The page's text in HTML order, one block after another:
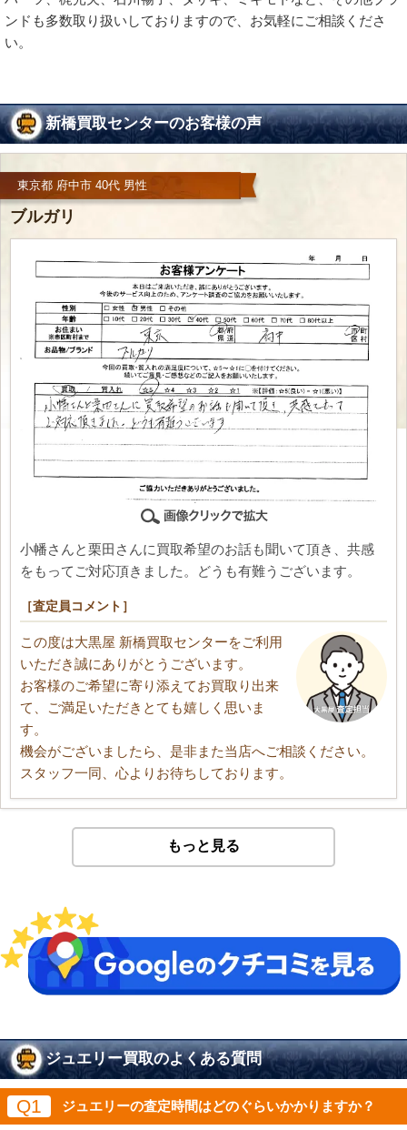
ンドも多数取り扱いしておりますので、お気軽にご相談くださ
い。
新橋買取センターのお客様の声
東京都 府中市 40代 男性
ブルガリ
小幡さんと栗田さんに買取希望のお話も聞いて頂き、共感
をもってご対応頂きました。どうも有難うございます。
［査定員コメント］
この度は大黒屋 新橋買取センターをご利用
いただき誠にありがとうございます。
お客様のご希望に寄り添えてお買取り出来
て、ご満足いただきとても嬉しく思いま
す。
機会がございましたら、是非また当店へご相談ください。
スタッフ一同、心よりお待ちしております。
もっと見る
ジュエリー買取のよくある質問
Q1 ジュエリーの査定時間はどのぐらいかかりますか？